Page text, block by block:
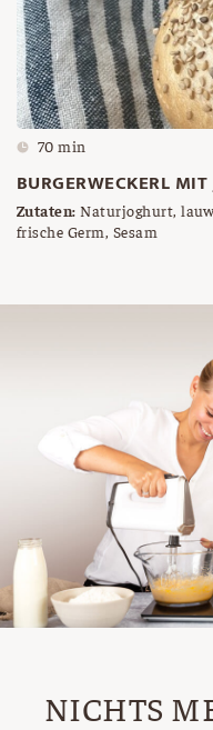
70 min
BURGERWECKERL
Zutaten: Naturjoghurt,
frische Germ, Sesam
NICHTS